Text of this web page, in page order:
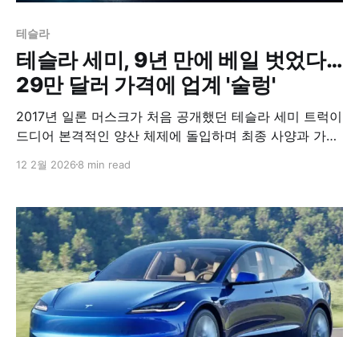
테슬라
테슬라 세미, 9년 만에 베일 벗었다…
29만 달러 가격에 업계 '술렁'
2017년 일론 머스크가 처음 공개했던 테슬라 세미 트럭이
드디어 본격적인 양산 체제에 돌입하며 최종 사양과 가격
러낸 이 전기 대형 트럭은 당초 예상을 훨씬 뛰어넘는 가
시장에 혁신을 가져올 잠재력이 충분하다고 평가하고 있
다.
12 2월 2026 8 min read